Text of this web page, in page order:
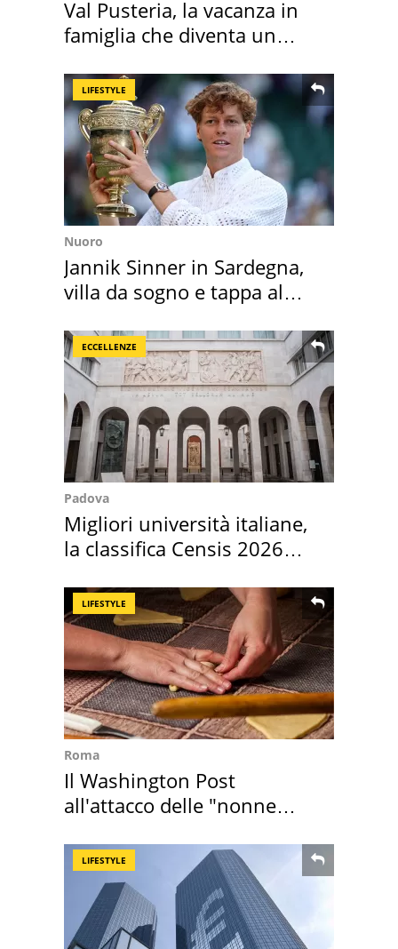
Val Pusteria, la vacanza in
famiglia che diventa un
LIFESTYLE
Nuoro
Jannik Sinner in Sardegna,
villa da sogno e tappa al
ECCELLENZE
Padova
Migliori università italiane,
la classifica Censis 2026
LIFESTYLE
Roma
Il Washington Post
all'attacco delle "nonne
LIFESTYLE